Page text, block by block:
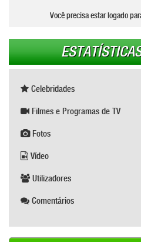
Você precisa estar logado
Celebridades
Filmes e Programas de TV
Fotos
Vídeo
Utilizadores
Comentários